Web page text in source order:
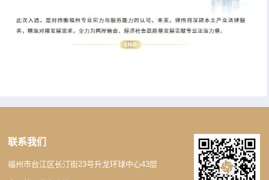
联系我们
福州市台江区长汀街23号升龙环球中心43层